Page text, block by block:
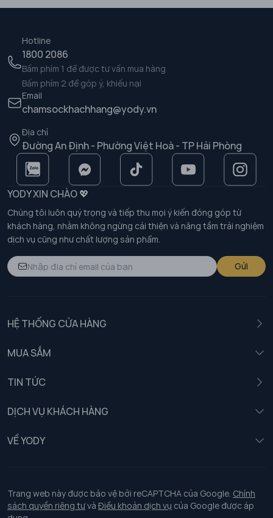
Hotline
1800 2086
Bấm phím 1 để được tư vấn mua hàng
Bấm phím 2 để góp ý, khiếu nại
Email
chamsockhachhang@yody.vn
Địa chỉ
Đường An Định - Phường Việt Hoà - TP Hải Phòng
YODY XIN CHÀO 💖
Chúng tôi luôn quý trọng và tiếp thu mọi ý kiến đóng góp từ
khách hàng, nhằm không ngừng cải thiện và nâng tầm trải nghiệm
dịch vụ cũng như chất lượng sản phẩm.
Gửi
HỆ THỐNG CỬA HÀNG
MUA SẮM
TIN TỨC
DỊCH VỤ KHÁCH HÀNG
Chính sách khách hàng thân thiết
Chính sách bảo vệ dữ liệu cá nhân
VỀ YODY
Tuyển dụng
Trang web này được bảo vệ bởi reCAPTCHA của Google. Chính
sách quyền riêng tưvà Điều khoản dịch vụ của Google được áp